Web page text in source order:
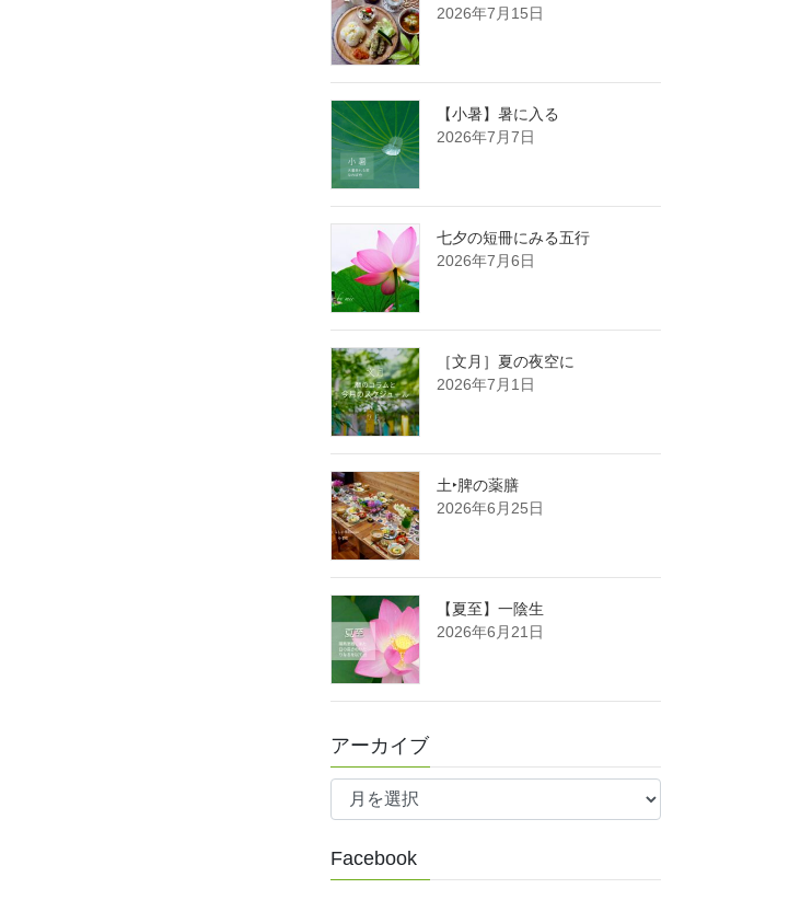
2026年7月15日
【小暑】暑に入る
2026年7月7日
七夕の短冊にみる五行
2026年7月6日
［文月］夏の夜空に
2026年7月1日
土‣脾の薬膳
2026年6月25日
【夏至】一陰生
2026年6月21日
アーカイブ
ア
イ
ブ
Facebook